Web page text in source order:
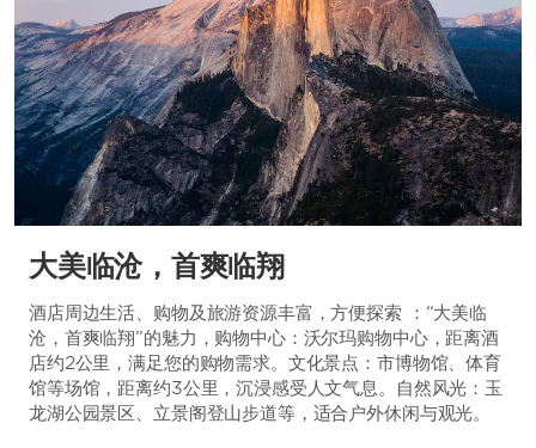
大美临沧，首爽临翔
酒店周边生活、购物及旅游资源丰富，方便探索 ：“大美临
沧，首爽临翔”的魅力，购物中心：沃尔玛购物中心，距离酒
店约2公里，满足您的购物需求。文化景点：市博物馆、体育
馆等场馆，距离约3公里，沉浸感受人文气息。自然风光：玉
龙湖公园景区、立景阁登山步道等，适合户外休闲与观光。